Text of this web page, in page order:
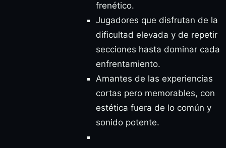
frenético.
Jugadores que disfrutan de la
dificultad elevada y de repetir
secciones hasta dominar cada
enfrentamiento.
Amantes de las experiencias
cortas pero memorables, con
estética fuera de lo común y
sonido potente.